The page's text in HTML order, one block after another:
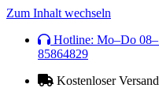
Zum Inhalt wechseln
Hotline: Mo–Do
85864829
Kostenloser